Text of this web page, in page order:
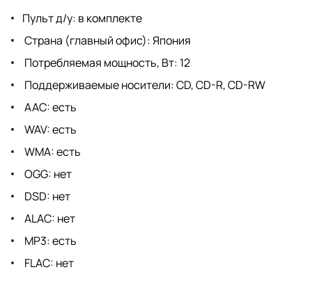
Пульт д/у: в комплекте
Страна (главный офис): Япония
Потребляемая мощность, Вт: 12
Поддерживаемые носители: CD, CD-R, CD-RW
AAC: есть
WAV: есть
WMA: есть
OGG: нет
DSD: нет
ALAC: нет
MP3: есть
FLAC: нет